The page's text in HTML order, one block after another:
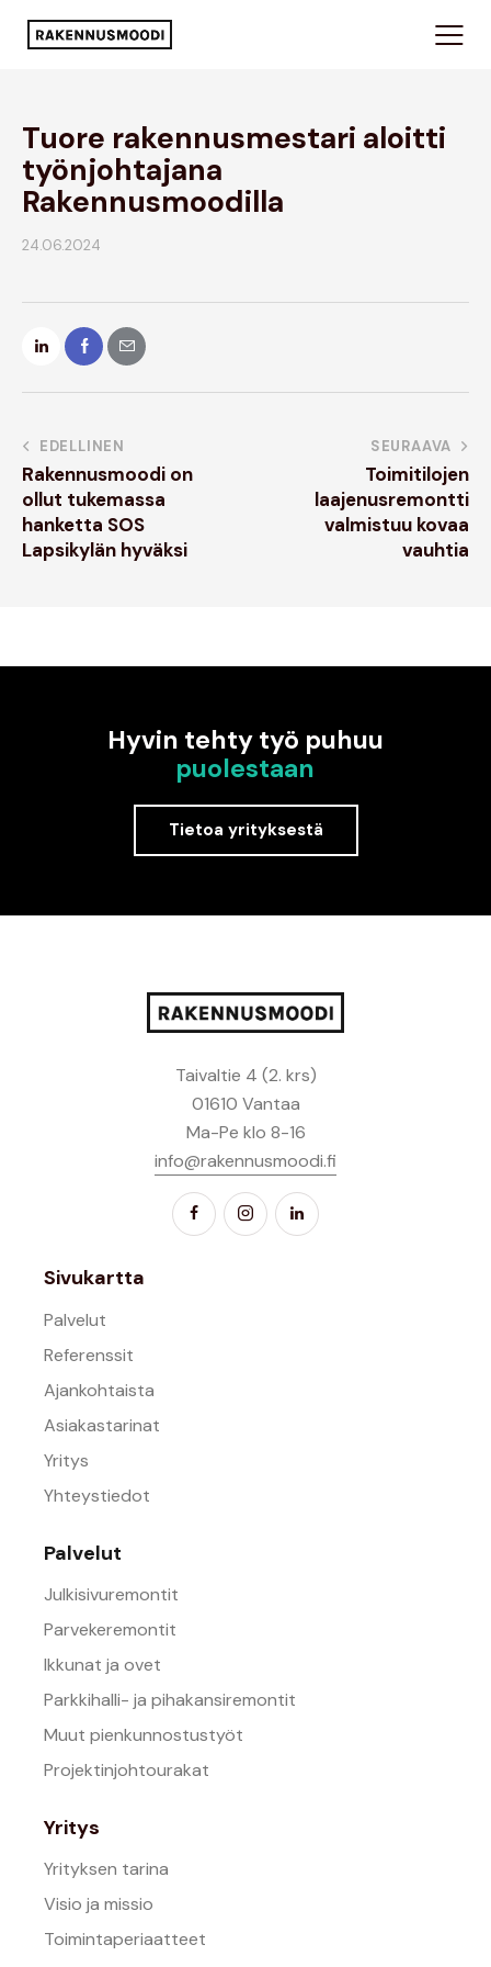
Tuore rakennusmestari aloitti
työnjohtajana
Rakennusmoodilla
24.06.2024
EDELLINEN
Rakennusmoodi on
ollut tukemassa
hanketta SOS
Lapsikylän hyväksi
SEURAAVA
Toimitilojen
laajenusremontti
valmistuu kovaa
vauhtia
Hyvin tehty työ puhuu
puolestaan
Tietoa yrityksestä
Taivaltie 4 (2. krs)
01610 Vantaa
Ma-Pe klo 8-16
info@rakennusmoodi.fi
Sivukartta
Palvelut
Referenssit
Ajankohtaista
Asiakastarinat
Yritys
Yhteystiedot
Palvelut
Julkisivuremontit
Parvekeremontit
Ikkunat ja ovet
Parkkihalli- ja pihakansiremontit
Muut pienkunnostustyöt
Projektinjohtourakat
Yritys
Yrityksen tarina
Visio ja missio
Toimintaperiaatteet